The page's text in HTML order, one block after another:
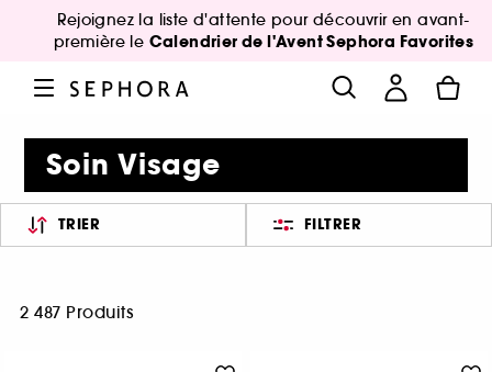
Rejoignez la liste d'attente pour découvrir en avant-
première le Calendrier de l'Avent Sephora Favorites
Soin Visage
TRIER FILTRER
2 487 Produits